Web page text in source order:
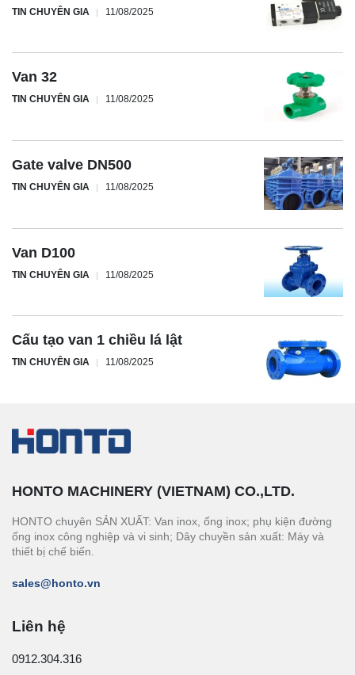
TIN CHUYÊN GIA 11/08/2025
Van 32
TIN CHUYÊN GIA 11/08/2025
Gate valve DN500
TIN CHUYÊN GIA 11/08/2025
Van D100
TIN CHUYÊN GIA 11/08/2025
Cấu tạo van 1 chiều lá lật
TIN CHUYÊN GIA 11/08/2025
HONTO MACHINERY (VIETNAM) CO.,LTD.
HONTO chuyên SẢN XUẤT: Van inox, ống inox; phụ kiện đường
ống inox công nghiệp và vi sinh; Dây chuyền sản xuất: Máy và
thiết bị chế biến.
sales@honto.vn
Liên hệ
0912.304.316